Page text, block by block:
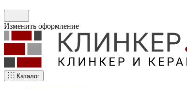
Изменить оформление
Каталог